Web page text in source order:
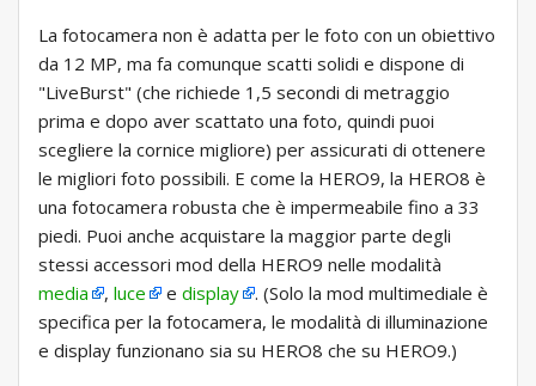
La fotocamera non è adatta per le foto con un obiettivo
da 12 MP, ma fa comunque scatti solidi e dispone di
"LiveBurst" (che richiede 1,5 secondi di metraggio
prima e dopo aver scattato una foto, quindi puoi
scegliere la cornice migliore) per assicurati di ottenere
le migliori foto possibili. E come la HERO9, la HERO8 è
una fotocamera robusta che è impermeabile fino a 33
piedi. Puoi anche acquistare la maggior parte degli
stessi accessori mod della HERO9 nelle modalità
media
, luce e display
. (Solo la mod multimediale è
specifica per la fotocamera, le modalità di illuminazione
e display funzionano sia su HERO8 che su HERO9.)